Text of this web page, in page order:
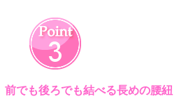
前でも後ろでも結べる長めの腰紐